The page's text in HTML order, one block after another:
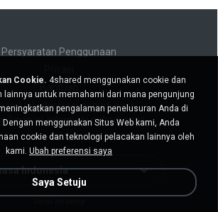
Persyaratan Penggunaan
jual informasi pribadi saya
bagikan informasi pribadi saya
Indonesia
Cookie. 4shared menggunakan cookie dan
lainnya untuk memahami dari mana pengunjung
pengalaman penelusuran Anda di
Dengan menggunakan Situs Web kami, Anda
cookie dan teknologi pelacakan lainnya oleh
kami. Ubah preferensi saya
Saya Setuju